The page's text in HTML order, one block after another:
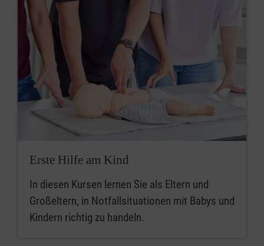
Erste Hilfe am Kind
In diesen Kursen lernen Sie als Eltern und
Großeltern, in Notfallsituationen mit Babys und
Kindern richtig zu handeln.